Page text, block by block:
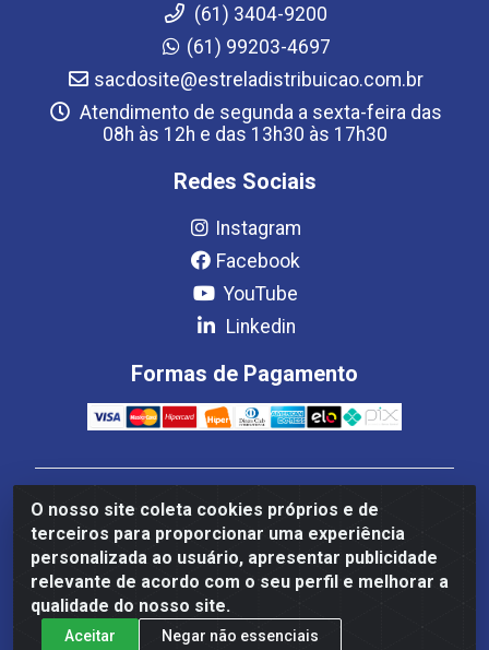
O nosso site coleta cookies próprios e de
terceiros para proporcionar uma experiência
personalizada ao usuário, apresentar publicidade
relevante de acordo com o seu perfil e melhorar a
qualidade do nosso site.
Aceitar Negar não essenciais
(61) 3404-9200
(61) 99203-4697
sacdosite@estreladistribuicao.com.br
Atendimento de segunda a sexta-feira das
08h às 12h e das 13h30 às 17h30
Redes Sociais
Instagram
Facebook
YouTube
Linkedin
Formas de Pagamento
Estrela Distribuição LTDA - CNPJ 08.691.096/0001-93 -
Setor Setor de Industria Qi 22 Lt 7, 9, 11, 13, 14 Ao 32,
S/NC - Setor Industrial Ceilândia, Brasília/DF - CEP
72265-220